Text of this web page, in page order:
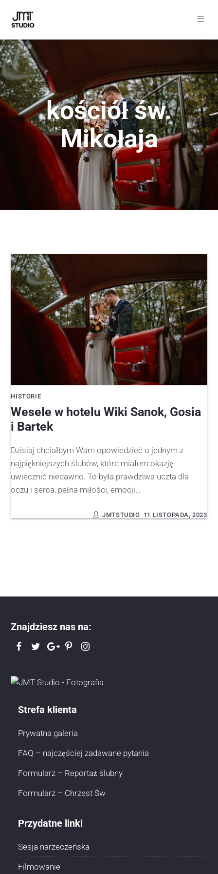
kościół św.
Mikołaja
HISTORIE
Wesele w hotelu Wiki Sanok, Gosia
i Bartek
Dzisiaj chciałbym Wam opowiedzieć o jednym z
najpiękniejszych ślubów, które miałem okazję
uwiecznić niedawno. To była prawdziwa uczta dla
oczu i serca, pełna miłości, emocji…
11 LISTOPADA, 2023
JMTSTUDIO
Znajdziesz nas na:
Strefa klienta
Prywatna galeria
FAQ – najczęściej zadawane pytania
Formularz – Reportaż ślubny
Formularz – Chrzest Św
Przydatne linki
Sesja narzeczeńska
Filmowanie